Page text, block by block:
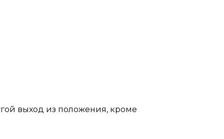
выход из положения, кроме